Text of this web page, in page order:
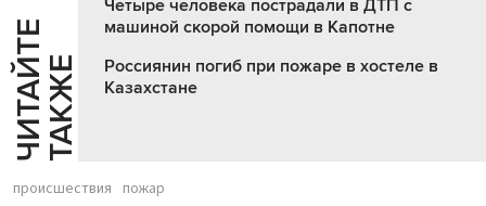
Ч
И
Т
АЙ
Т
Е
Т
А
К
ЖЕ
Четыре человека пострадали в ДТП с
машиной скорой помощи в Капотне
Россиянин погиб при пожаре в хостеле в
Казахстане
происшествия пожар